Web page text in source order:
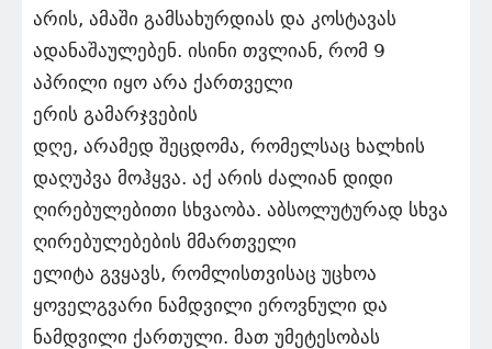
არის, ამაში გამსახურდიას და კოსტავას
ადანაშაულებენ. ისინი თვლიან, რომ 9
აპრილი იყო არა ქართველი
ერის გამარჯვების
დღე, არამედ შეცდომა, რომელსაც ხალხის
დაღუპვა მოჰყვა. აქ არის ძალიან დიდი
ღირებულებითი სხვაობა. აბსოლუტურად სხვა
ღირებულებების მმართველი
ელიტა გვყავს, რომლისთვისაც უცხოა
ყოველგვარი ნამდვილი ეროვნული და
ნამდვილი ქართული. მათ უმეტესობას